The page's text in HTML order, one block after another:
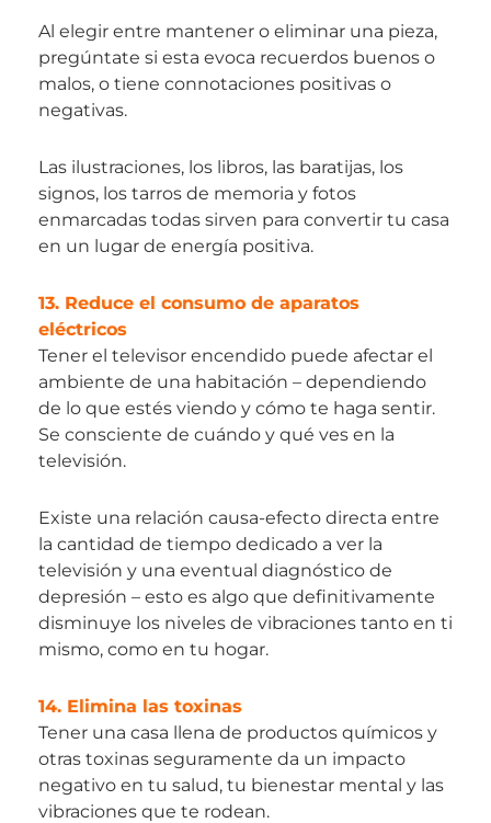
Al elegir entre mantener o eliminar una pieza,
pregúntate si esta evoca recuerdos buenos o
malos, o tiene connotaciones positivas o
negativas.
Las ilustraciones, los libros, las baratijas, los
signos, los tarros de memoria y fotos
enmarcadas todas sirven para convertir tu casa
en un lugar de energía positiva.
13. Reduce el consumo de aparatos
eléctricos
Tener el televisor encendido puede afectar el
ambiente de una habitación – dependiendo
de lo que estés viendo y cómo te haga sentir.
Se consciente de cuándo y qué ves en la
televisión.
Existe una relación causa-efecto directa entre
la cantidad de tiempo dedicado a ver la
televisión y una eventual diagnóstico de
depresión – esto es algo que definitivamente
disminuye los niveles de vibraciones tanto en ti
mismo, como en tu hogar.
14. Elimina las toxinas
Tener una casa llena de productos químicos y
otras toxinas seguramente da un impacto
negativo en tu salud, tu bienestar mental y las
vibraciones que te rodean.